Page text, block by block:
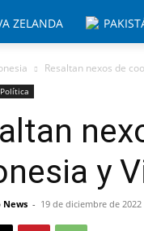
ZELANDA
Resaltan nexos de
Política
y
News - 19 de diciembre de 2022